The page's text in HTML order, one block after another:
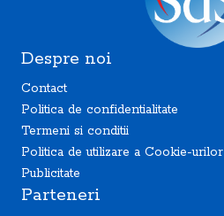
Despre noi
Contact
Politica de confidentialitate
Termeni si conditii
Politica de utilizare a Cookie-urilor
Publicitate
Parteneri